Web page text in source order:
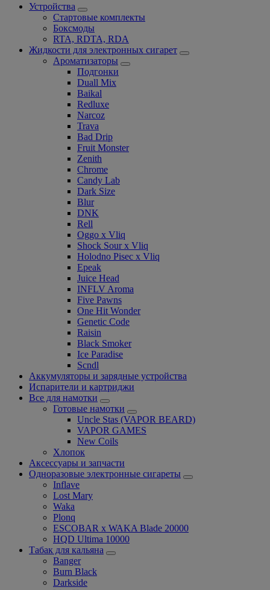
Устройства
Стартовые комплекты
Боксмоды
RTA, RDTA, RDA
Жидкости для электронных сигарет
Ароматизаторы
Подгонки
Duall Mix
Baikal
Redluxe
Narcoz
Trava
Bad Drip
Fruit Monster
Zenith
Chrome
Candy Lab
Dark Size
Blur
DNK
Rell
Oggo x Vliq
Shock Sour x Vliq
Holodno Pisec x Vliq
Epeak
Juice Head
INFLV Aroma
Five Pawns
One Hit Wonder
Genetic Code
Raisin
Black Smoker
Ice Paradise
Scndl
Аккумуляторы и зарядные устройства
Испарители и картриджи
Все для намотки
Готовые намотки
Uncle Stas (VAPOR BEARD)
VAPOR GAMES
New Coils
Хлопок
Аксессуары и запчасти
Одноразовые электронные сигареты
Inflave
Lost Mary
Waka
Plonq
ESCOBAR x WAKA Blade 20000
HQD Ultima 10000
Табак для кальяна
Banger
Burn Black
Darkside